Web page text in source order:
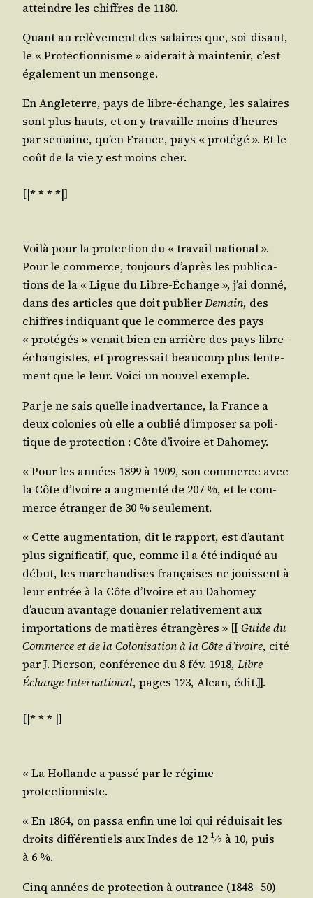
atteindre les chiffres de 1180.
Quant au relè­ve­ment des salaires que, soi-disant,
le « Pro­tec­tion­nisme » aide­rait à main­te­nir, c’est
éga­le­ment un mensonge.
En Angle­terre, pays de libre-échange, les salaires
sont plus hauts, et on y tra­vaille moins d’heures
par semaine, qu’en France, pays « pro­té­gé ». Et le
coût de la vie y est moins cher.
[|* * * *|]
Voi­là pour la pro­tec­tion du « tra­vail natio­nal ».
Pour le com­merce, tou­jours d’après les publi­ca­
tions de la « Ligue du Libre-Échange », j’ai don­né,
dans des articles que doit publierDemain, des
chiffres indi­quant que le com­merce des pays
« pro­té­gés » venait bien en arrière des pays libre-
échan­gistes, et pro­gres­sait beau­coup plus len­te­
ment que le leur. Voi­ci un nou­vel exemple.
Par je ne sais quelle inad­ver­tance, la France a
deux colo­nies où elle a oublié d’imposer sa poli­
tique de pro­tec­tion : Côte d’ivoire et Dahomey.
« Pour les années 1899 à 1909, son com­merce avec
la Côte d’Ivoire a aug­men­té de 207 %, et le com­
merce étran­ger de 30 % seulement.
« Cette aug­men­ta­tion, dit le rap­port, est d’au­tant
plus signi­fi­ca­tif, que, comme il a été indi­qué au
début, les mar­chan­dises fran­çaises ne jouissent à
leur entrée à la Côte d’Ivoire et au Daho­mey
d’aucun avan­tage doua­nier rela­ti­ve­ment aux
impor­ta­tions de matières étran­gères » [[Guide du
Com­merce et de la Colo­ni­sa­tion à la Côte d’ivoire, cité
par J. Pier­son, confé­rence du 8 fév. 1918, Libre-
Échange Inter­na­tio­nal, pages 123, Alcan, édit.]].
[|* * * |]
« La Hol­lande a pas­sé par le régime
protectionniste.
« En 1864, on pas­sa enfin une loi qui rédui­sait les
droits dif­fé­ren­tiels aux Indes de 12 1⁄2 à 10, puis
à 6 %.
Cinq années de pro­tec­tion à outrance (1848 – 50)